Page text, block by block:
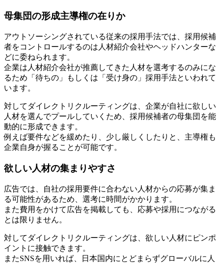
母集団の形成主導権の在りか
アウトソーシングされている従来の採用手法では、採用候補
者をコントロールするのは人材紹介会社やヘッドハンターな
どに委ねられます。
企業は人材紹介会社が推薦してきた人材を選考するのみにな
るため「待ちの」もしくは「受け身の」採用手法といわれて
います。
対してダイレクトリクルーティングは、企業が自社に欲しい
人材を選んでプールしていくため、採用候補者の母集団を能
動的に形成できます。
例えば要件などを緩めたり、少し厳しくしたりと、主導権も
企業自身が握ることが可能です。
欲しい人材の集まりやすさ
広告では、自社の採用要件に合わない人材からの応募が集ま
る可能性があるため、選考に時間がかかります。
また費用をかけて広告を掲載しても、応募や採用につながる
とは限りません。
対してダイレクトリクルーティングは、欲しい人材にピンポ
イントに接触できます。
またSNSを用いれば、日本国内にとどまらずグローバルに人